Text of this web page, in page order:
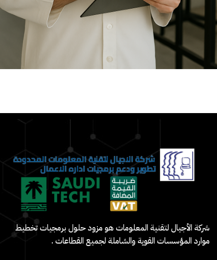
شركة الأجيال لتقنية المعلومات هو مزود حلول برمجيات تخطيط
موارد المؤسسات القوية والشاملة لجميع القطاعات .